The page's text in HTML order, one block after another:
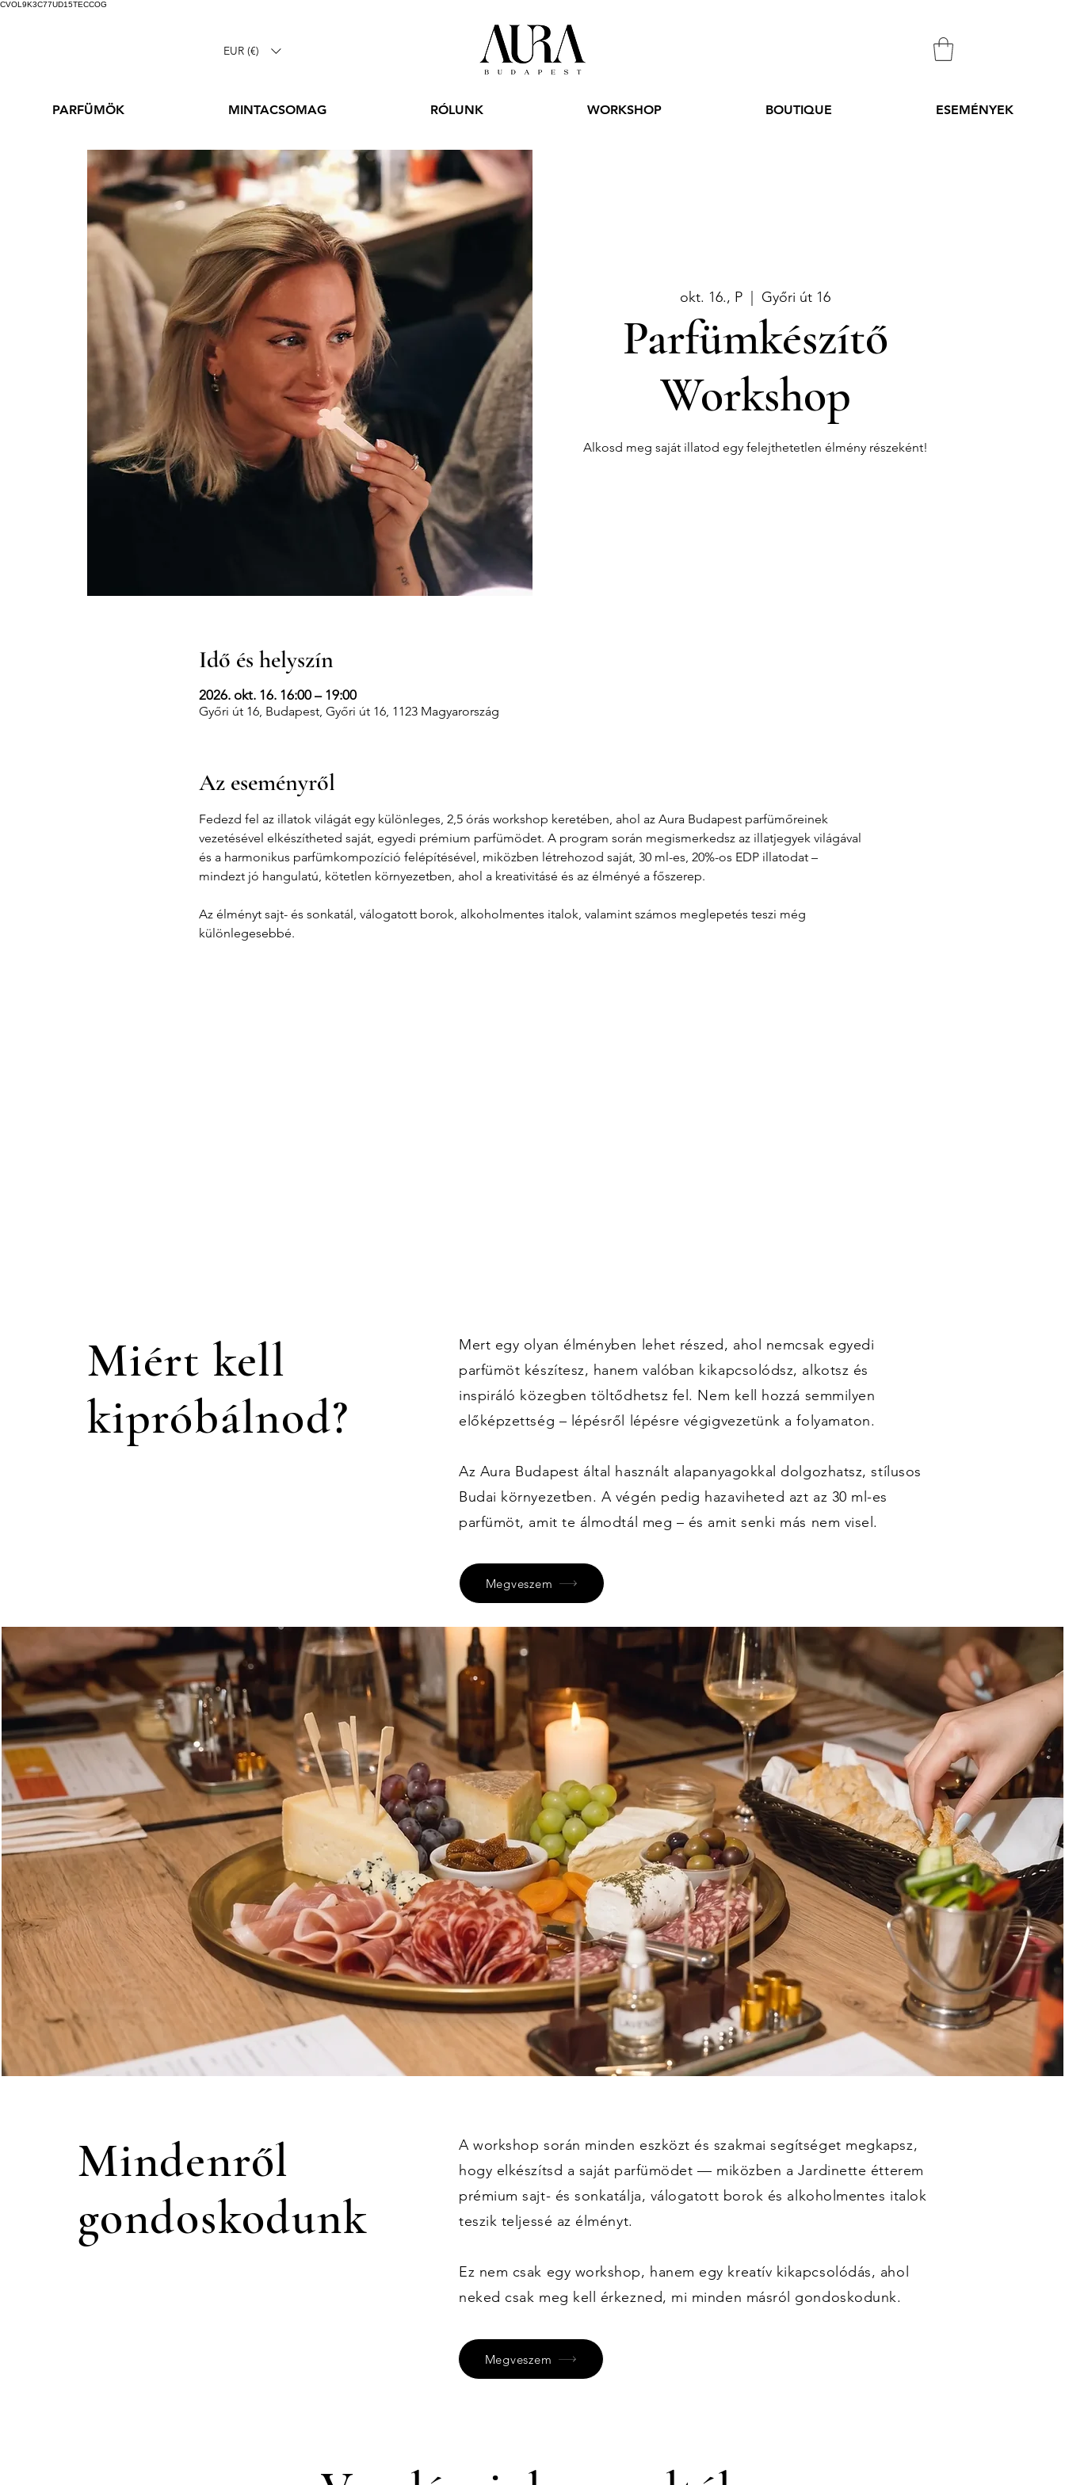
CVOL9K3C77UD15TECCOG
EUR (€)
PARFÜMÖK MINTACSOMAG RÓLUNK WORKSHOP BOUTIQUE ESEMÉNYEK
okt. 16., P Győri út 16
Parfümkészítő
Workshop
Alkosd meg saját illatod egy felejthetetlen élmény részeként!
Idő és helyszín
2026. okt. 16. 16:00 – 19:00
Győri út 16, Budapest, Győri út 16, 1123 Magyarország
Az eseményről
Fedezd fel az illatok világát egy különleges, 2,5 órás workshop keretében, ahol az Aura Budapest parfümőreinek
vezetésével elkészítheted saját, egyedi prémium parfümödet. A program során megismerkedsz az illatjegyek világával
és a harmonikus parfümkompozíció felépítésével, miközben létrehozod saját, 30 ml-es, 20%-os EDP illatodat –
mindezt jó hangulatú, kötetlen környezetben, ahol a kreativitásé és az élményé a főszerep.
Az élményt sajt- és sonkatál, válogatott borok, alkoholmentes italok, valamint számos meglepetés teszi még
különlegesebbé.
Miért kell
kipróbálnod?
Mert egy olyan élményben lehet részed, ahol nemcsak egyedi
parfümöt készítesz, hanem valóban kikapcsolódsz, alkotsz és
inspiráló közegben töltődhetsz fel. Nem kell hozzá semmilyen
előképzettség – lépésről lépésre végigvezetünk a folyamaton.
Az Aura Budapest által használt alapanyagokkal dolgozhatsz, stílusos
Budai környezetben. A végén pedig hazaviheted azt az 30 ml-es
parfümöt, amit te álmodtál meg – és amit senki más nem visel.
Megveszem
Mindenről
gondoskodunk
A workshop során minden eszközt és szakmai segítséget megkapsz,
hogy elkészítsd a saját parfümödet — miközben a Jardinette étterem
prémium sajt- és sonkatálja, válogatott borok és alkoholmentes italok
teszik teljessé az élményt.
Ez nem csak egy workshop, hanem egy kreatív kikapcsolódás, ahol
neked csak meg kell érkezned, mi minden másról gondoskodunk.
Megveszem